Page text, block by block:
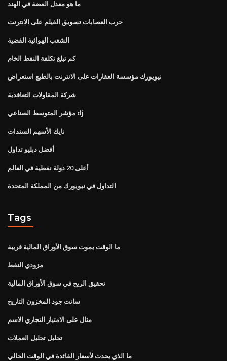
ما هو معدل الفضة في الهند
حرب العصابات تسويق الفيلم على الانترنت
الشعب الهوائية الفضية
كم تبلغ تكلفة النفط الخام
نيويورك مؤسسة العقارات على الانترنت بالطبع استعراض
شركة المقاولات التعاقدية
مؤشر المتوسط ​​الصناعي dj
نايك الأسهم السندات
أفضل دبليو تداول
أعلى 20 دولة نفطية في العالم
التداول في نيويورك من المملكة المتحدة
Tags
ما الوقت يموت سوق الأوراق المالية قريبة
مزودي النفط
تحقيق الربح في سوق الأوراق المالية
سانت جود المخزون التاريخ
مثال على الامتياز التجاري الاسم
تحليل تحليل العملات
ما الذي يحدث لأسعار الفائدة في الوقت الحالي